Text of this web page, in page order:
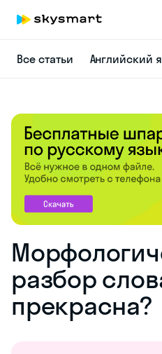
Все статьи Английский
разбор
прекрасна?